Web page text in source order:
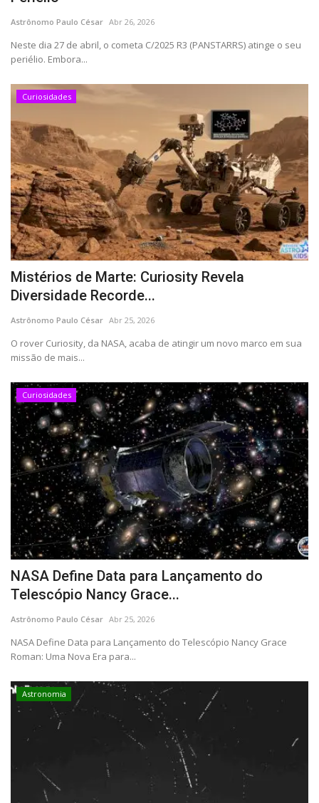
Astrônomo Paulo César Abr 26, 2026
Neste dia 27 de abril, o cometa C/2025 R3 (PANSTARRS) atinge o seu
periélio. Embora...
Curiosidades
Mistérios de Marte: Curiosity Revela
Diversidade Recorde...
Astrônomo Paulo César Abr 25, 2026
O rover Curiosity, da NASA, acaba de atingir um novo marco em sua
missão de mais...
Curiosidades
NASA Define Data para Lançamento do
Telescópio Nancy Grace...
Astrônomo Paulo César Abr 25, 2026
NASA Define Data para Lançamento do Telescópio Nancy Grace
Roman: Uma Nova Era para...
Astronomia